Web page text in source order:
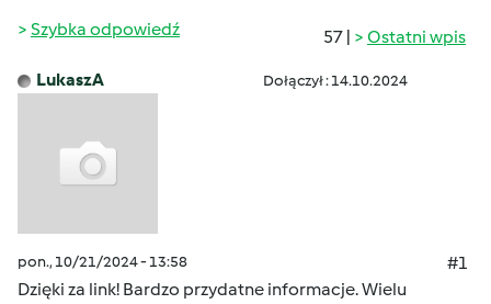
57 | Ostatni wpis
Szybka odpowiedź
LukaszA Dołączył : 14.10.2024
pon., 10/21/2024 - 13:58
#1
Dzięki za link! Bardzo przydatne informacje. Wielu